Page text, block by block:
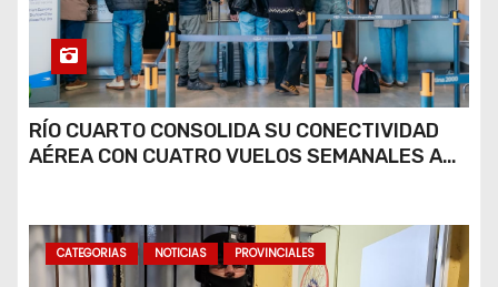
RÍO CUARTO CONSOLIDA SU CONECTIVIDAD
AÉREA CON CUATRO VUELOS SEMANALES A
CATEGORIAS NOTICIAS PROVINCIALES